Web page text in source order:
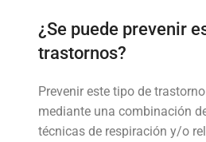
¿Se puede prevenir
trastornos?
Prevenir este tipo de
mediante una combinación
técnicas de respiración y/o